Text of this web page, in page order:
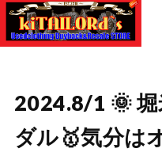
2024.8/1 🌞
ダル🥇気分は